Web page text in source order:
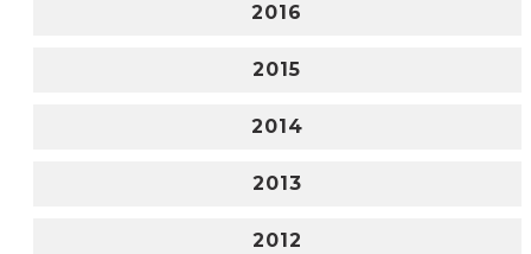
2016
2015
2014
2013
2012